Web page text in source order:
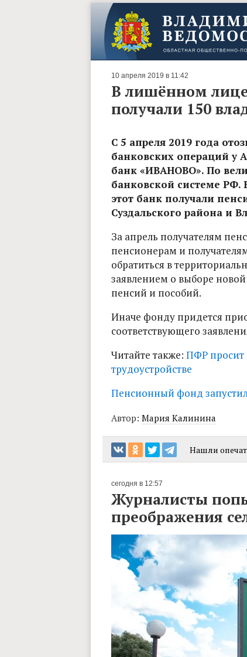
10 апреля 2019 в 11:42
В лишённом
получали 150
С 5 апреля 2019 года
банковских операций у
банк «ИВАНОВО». По
банковской системе РФ.
этот банк получали
Суздальского района и
За апрель получателям
пенсионерам и
обратиться в
заявлением о выборе
пенсий и пособий.
Иначе фонду придется
соответствующего
Читайте также: ПФР просит
трудоустройстве
Пенсионный фонд
Автор: Мария Калинина
Нашли
сегодня в 12:57
Журналисты
преображения